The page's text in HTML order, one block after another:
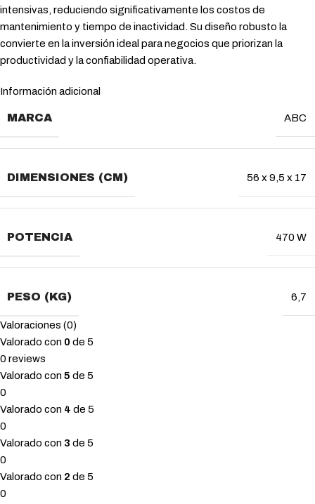
intensivas, reduciendo significativamente los costos de
mantenimiento y tiempo de inactividad. Su diseño robusto la
convierte en la inversión ideal para negocios que priorizan la
productividad y la confiabilidad operativa.
Información adicional
MARCA ABC
DIMENSIONES (CM) 56 x 9,5 x 17
POTENCIA 470 W
PESO (KG) 6,7
Valoraciones (0)
Valorado con 0 de 5
0 reviews
Valorado con 5 de 5
0
Valorado con 4 de 5
0
Valorado con 3 de 5
0
Valorado con 2 de 5
0